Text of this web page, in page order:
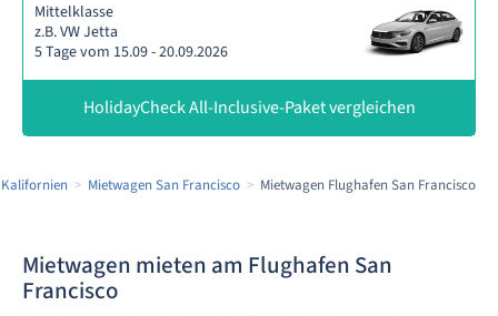
Mittelklasse
z.B. VW Jetta
5 Tage vom 15.09 - 20.09.2026
HolidayCheck All-Inclusive-Paket vergleichen
Mietwagen San Francisco Mietwagen Flughafen San Francisco
Mietwagen mieten am Flughafen San
Francisco